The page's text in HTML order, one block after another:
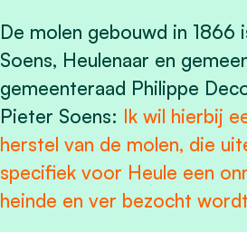
De molen gebouwd in
Soens, Heulenaar en
gemeenteraad Philippe
Pieter Soens: Ik wil hierbij
herstel van de molen, die
specifiek voor Heule een
heinde en ver bezocht